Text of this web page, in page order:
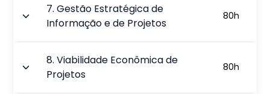
7.Gestão Estratégica de
Informação e de Projetos
80h
8.Viabilidade Econômica de
Projetos
80h